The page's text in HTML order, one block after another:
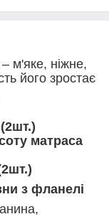
м'яке, ніжне,
його зростає
матраса
з фланелі